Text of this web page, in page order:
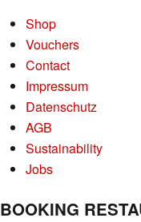
Shop
Vouchers
Contact
Impressum
Datenschutz
AGB
Sustainability
Jobs
BOOKING